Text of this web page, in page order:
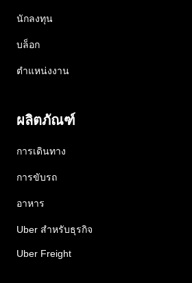
นักลงทุน
บล็อก
ตำแหน่งงาน
ผลิตภัณฑ์
การเดินทาง
การขับรถ
อาหาร
Uber สำหรับธุรกิจ
Uber Freight